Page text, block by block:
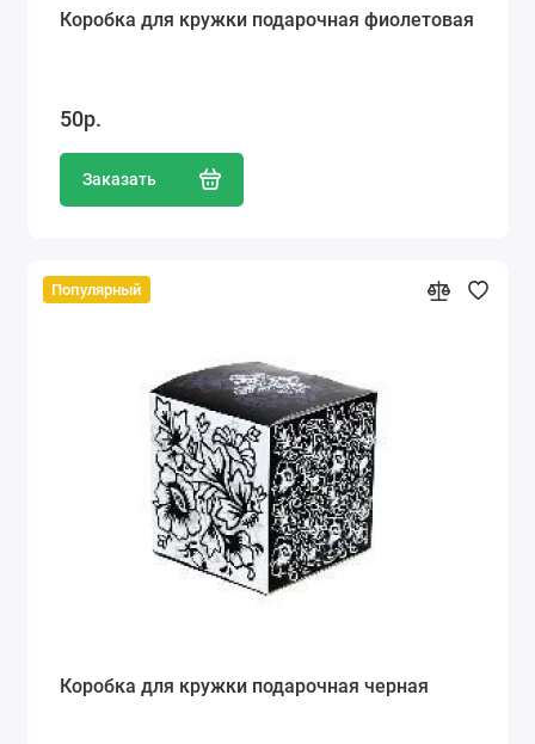
Коробка для кружки подарочная фиолетовая
50р.
Заказать
Популярный
Коробка для кружки подарочная черная